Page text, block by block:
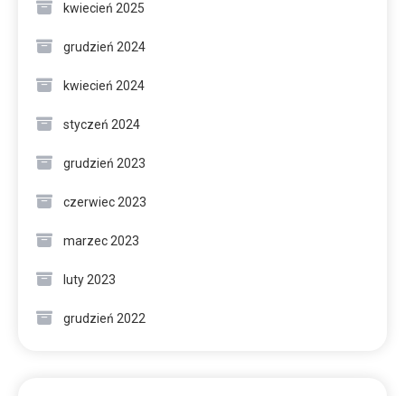
kwiecień 2025
grudzień 2024
kwiecień 2024
styczeń 2024
grudzień 2023
czerwiec 2023
marzec 2023
luty 2023
grudzień 2022